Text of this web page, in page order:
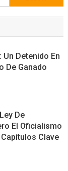
Un Detenido En
De Ganado
De
El Oficialismo
Clave